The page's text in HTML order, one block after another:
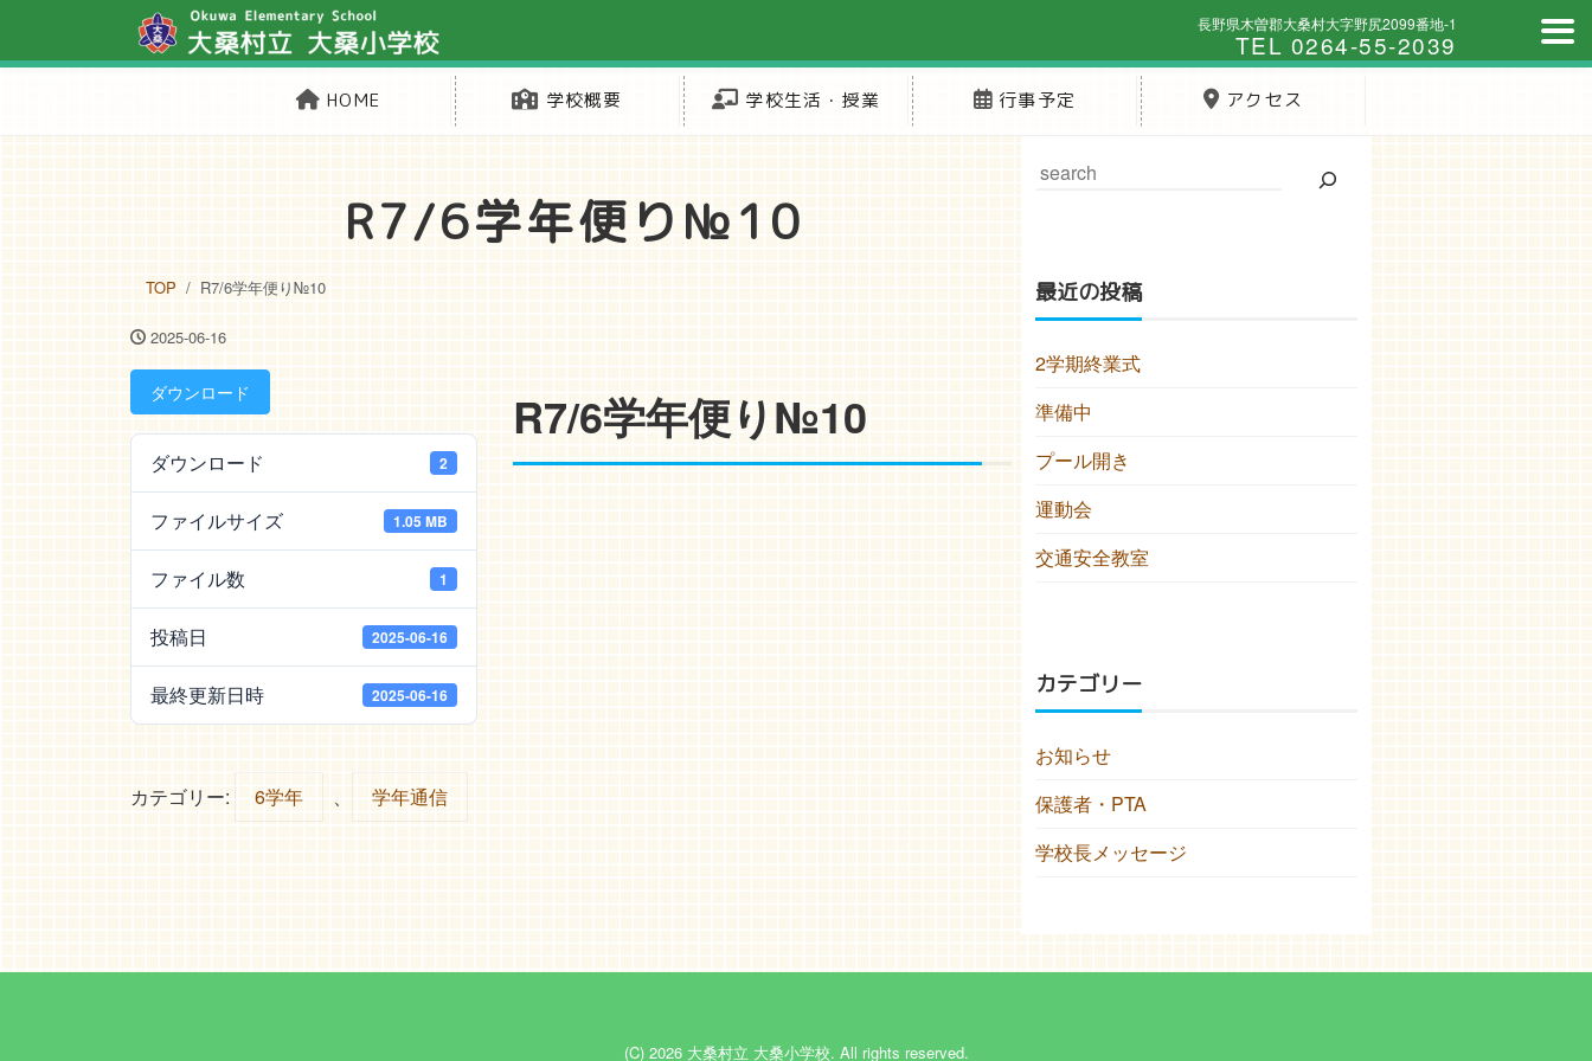
長野県木曽郡大桑村大字野尻2099番地-1
TEL 0264-55-2039
HOME 学校概要 学校生活・授業 行事予定 アクセス
R7/6学年便り№10
TOP R7/6学年便り№10
2025-06-16
ダウンロード
ダウンロード 2
ファイルサイズ 1.05 MB
ファイル数 1
投稿日 2025-06-16
最終更新日時 2025-06-16
R7/6学年便り№10
カテゴリー: 6学年 、 学年通信
最近の投稿
2学期終業式
準備中
プール開き
運動会
交通安全教室
カテゴリー
お知らせ
保護者・PTA
学校長メッセージ
(C) 2026 大桑村立 大桑小学校. All rights reserved.